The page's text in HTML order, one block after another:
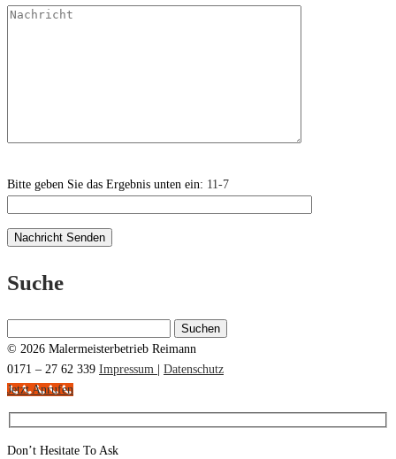
Bitte geben Sie das Ergebnis unten ein: 11-7
Suche
nach:
© 2026 Malermeisterbetrieb Reimann
0171 – 27 62 339 Impressum
Datenschutz
Jetzt Anrufen
Don’t Hesitate To Ask